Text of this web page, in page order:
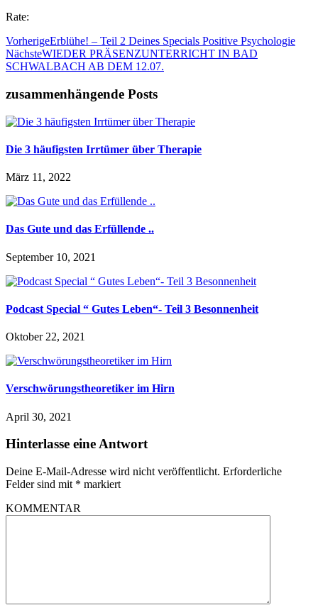
Rate:
VorherigeErblühe! – Teil 2 Deines Specials Positive Psychologie
NächsteWIEDER PRÄSENZUNTERRICHT IN BAD
SCHWALBACH AB DEM 12.07.
zusammenhängende Posts
Die 3 häufigsten Irrtümer über Therapie
März 11, 2022
Das Gute und das Erfüllende ..
September 10, 2021
Podcast Special “ Gutes Leben“- Teil 3 Besonnenheit
Oktober 22, 2021
Verschwörungstheoretiker im Hirn
April 30, 2021
Hinterlasse eine Antwort
Deine E-Mail-Adresse wird nicht veröffentlicht. Erforderliche
Felder sind mit * markiert
KOMMENTAR